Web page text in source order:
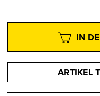
IN
ARTIKEL